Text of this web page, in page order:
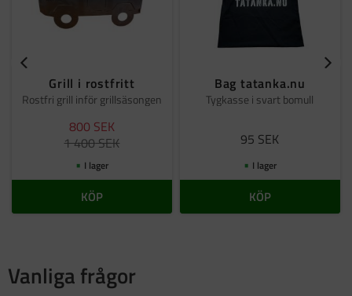
Grill i rostfritt
Rostfri grill inför grillsäsongen
800 SEK
1 400SEK
I lager
KÖP
Bag tatanka.nu
Tygkasse i svart bomull
95 SEK
I lager
KÖP
Vanliga frågor